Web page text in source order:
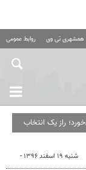
همشهری تی وی روابط عمومی
شنبه ۱۹ اسفند ۱۳۹۶ -